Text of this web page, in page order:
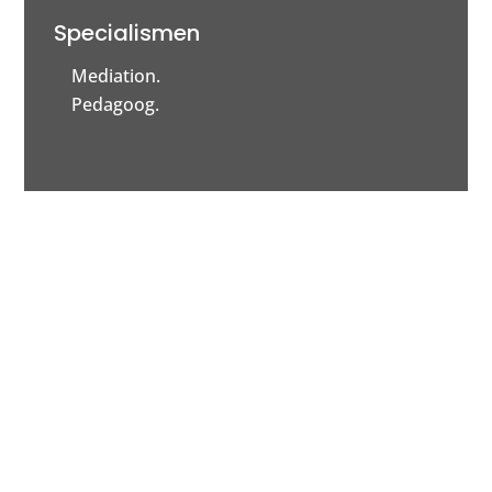
Specialismen
Mediation.
Pedagoog.